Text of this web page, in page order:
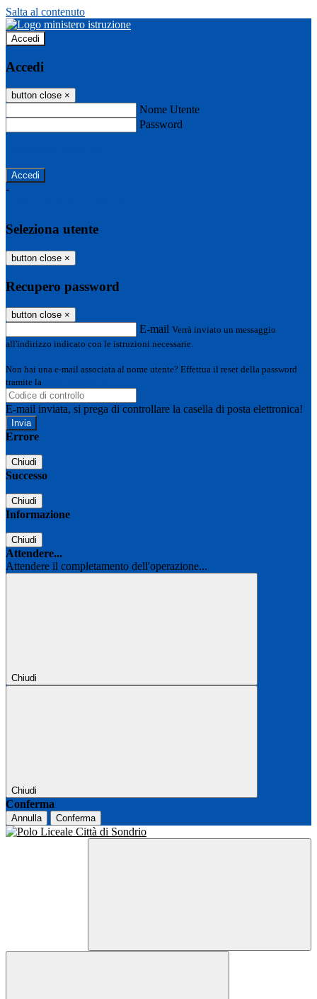
Salta al contenuto
Accedi
Accedi
button close ×
Nome Utente
Password
-
Seleziona utente
button close ×
Recupero password
button close ×
E-mail Verrà inviato un messaggio
all'indirizzo indicato con le istruzioni necessarie.
Non hai una e-mail associata al nome utente? Effettua il reset della password
tramite la
E-mail inviata, si prega di controllare la casella di posta elettronica!
Errore
Chiudi
Successo
Chiudi
Informazione
Chiudi
Attendere...
Attendere il completamento dell'operazione...
Chiudi
Chiudi
Conferma
Annulla Conferma